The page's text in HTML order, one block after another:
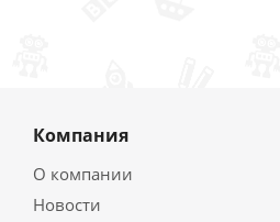
Компания
О компании
Новости